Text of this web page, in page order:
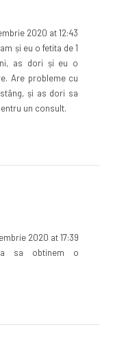
2020 at 12:43
și eu o fetita de 1
as dori și eu o
Are probleme cu
și as dori sa
un consult.
2020 at 17:39
sa obtinem o